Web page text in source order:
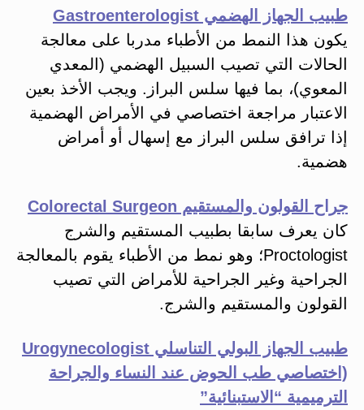
طبيب الجهاز الهضمي Gastroenterologist
يكون هذا النمط من الأطباء مدربا على معالجة
الحالات التي تصيب السبيل الهضمي (المعدي
المعوي)، بما فيها سلس البراز. ويجب الأخذ بعين
الاعتبار مراجعة اختصاصي في الأمراض الهضمية
إذا ترافق سلس البراز مع إسهال أو أمراض
هضمية.
جراح القولون والمستقيم Colorectal Surgeon
كان يعرف سابقا بطبيب المستقيم والشرج
Proctologist؛ وهو نمط من الأطباء يقوم بالمعالجة
الجراحية وغير الجراحية للأمراض التي تصيب
القولون والمستقيم والشرج.
طبيب الجهاز البولي التناسلي Urogynecologist
(اختصاصي طب الحوض عند النساء والجراحة
الترميمية “الاستبنائية”